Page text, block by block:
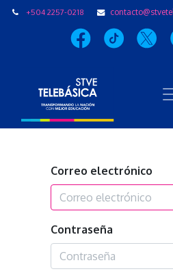
+504 2257-0218
Correo electrónico
Contraseña